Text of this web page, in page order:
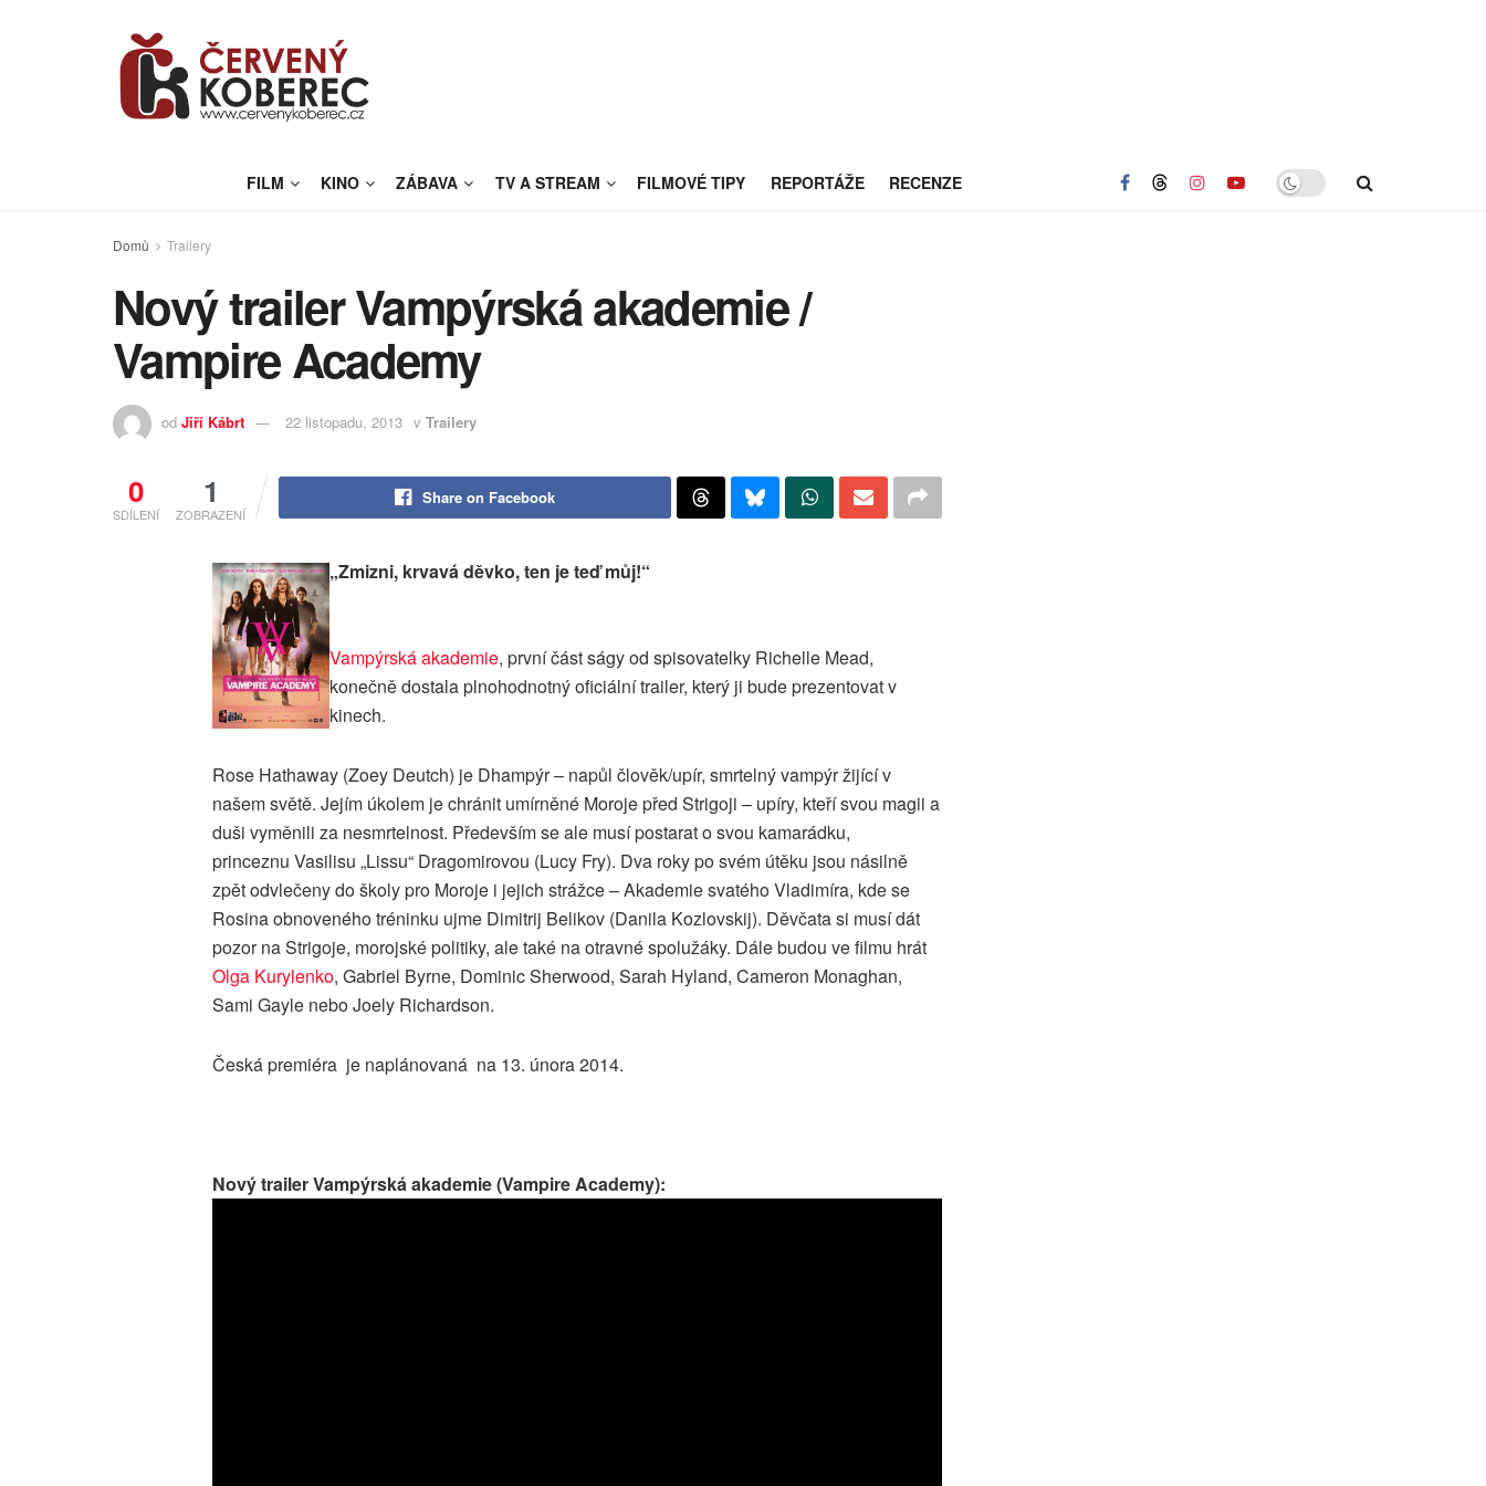
FILM KINO ZÁBAVA TV A STREAM FILMOVÉ TIPY REPORTÁŽE RECENZE
Domů Trailery
Nový trailer Vampýrská akademie /
Vampire Academy
od Jiří Kábrt 22 listopadu, 2013 v Trailery
0
SDÍLENÍ
1
ZOBRAZENÍ
Share on Facebook
„Zmizni, krvavá děvko, ten je teď můj!“
Vampýrská akademie, první část ságy od spisovatelky Richelle Mead,
konečně dostala plnohodnotný oficiální trailer, který ji bude prezentovat v
kinech.
Rose Hathaway (Zoey Deutch) je Dhampýr – napůl člověk/upír, smrtelný vampýr žijící v
našem světě. Jejím úkolem je chránit umírněné Moroje před Strigoji – upíry, kteří svou magii a
duši vyměnili za nesmrtelnost. Především se ale musí postarat o svou kamarádku,
princeznu Vasilisu „Lissu“ Dragomirovou (Lucy Fry). Dva roky po svém útěku jsou násilně
zpět odvlečeny do školy pro Moroje i jejich strážce – Akademie svatého Vladimíra, kde se
Rosina obnoveného tréninku ujme Dimitrij Belikov (Danila Kozlovskij). Děvčata si musí dát
pozor na Strigoje, morojské politiky, ale také na otravné spolužáky. Dále budou ve filmu hrát
Olga Kurylenko, Gabriel Byrne, Dominic Sherwood, Sarah Hyland, Cameron Monaghan,
Sami Gayle nebo Joely Richardson.
Česká premiéra je naplánovaná na 13. února 2014.
Nový trailer Vampýrská akademie (Vampire Academy):